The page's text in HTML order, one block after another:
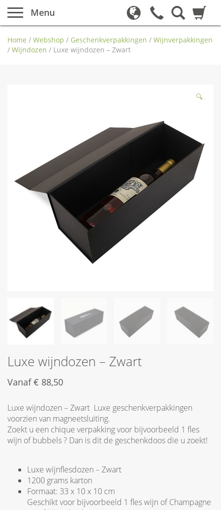
Menu
Home / Webshop / Geschenkverpakkingen / Wijnverpakkingen
/ Wijndozen / Luxe wijndozen – Zwart
🔍
Luxe wijndozen – Zwart
Vanaf€ 88,50
Luxe wijndozen – Zwart Luxe geschenkverpakkingen
voorzien van magneetsluiting.
Zoekt u een chique verpakking voor bijvoorbeeld 1 fles
wijn of bubbels ? Dan is dit de geschenkdoos die u zoekt!
Luxe wijnflesdozen – Zwart
1200 grams karton
Formaat: 33 x 10 x 10 cm
Geschikt voor bijvoorbeeld 1 fles wijn of Champagne